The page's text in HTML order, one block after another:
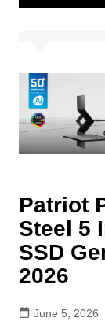
Patriot
Steel 5
SSD
2026
June 5, 2026